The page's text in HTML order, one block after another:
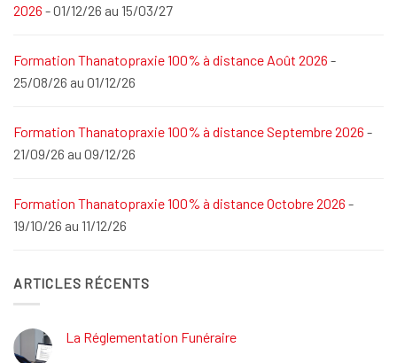
2026 - 01/12/26 au 15/03/27
Formation Thanatopraxie 100% à distance Août 2026 -
25/08/26 au 01/12/26
Formation Thanatopraxie 100% à distance Septembre 2026 -
21/09/26 au 09/12/26
Formation Thanatopraxie 100% à distance Octobre 2026 -
19/10/26 au 11/12/26
ARTICLES RÉCENTS
La Réglementation Funéraire